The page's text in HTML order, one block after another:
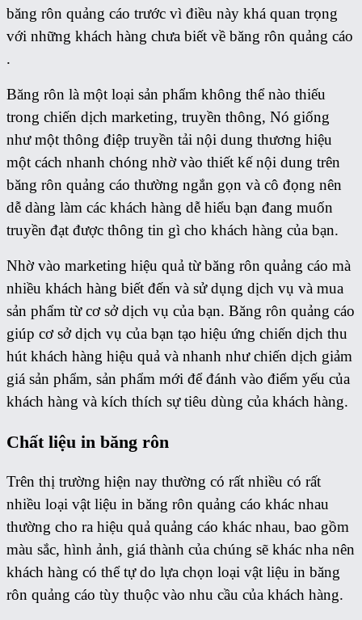
băng rôn quảng cáo trước vì điều này khá quan trọng
với những khách hàng chưa biết về băng rôn quảng cáo
.
Băng rôn là một loại sản phẩm không thể nào thiếu
trong chiến dịch marketing, truyền thông, Nó giống
như một thông điệp truyền tải nội dung thương hiệu
một cách nhanh chóng nhờ vào thiết kế nội dung trên
băng rôn quảng cáo thường ngắn gọn và cô đọng nên
dễ dàng làm các khách hàng dễ hiểu bạn đang muốn
truyền đạt được thông tin gì cho khách hàng của bạn.
Nhờ vào marketing hiệu quả từ băng rôn quảng cáo mà
nhiều khách hàng biết đến và sử dụng dịch vụ và mua
sản phẩm từ cơ sở dịch vụ của bạn. Băng rôn quảng cáo
giúp cơ sở dịch vụ của bạn tạo hiệu ứng chiến dịch thu
hút khách hàng hiệu quả và nhanh như chiến dịch giảm
giá sản phẩm, sản phẩm mới để đánh vào điểm yếu của
khách hàng và kích thích sự tiêu dùng của khách hàng.
Chất liệu in băng rôn
Trên thị trường hiện nay thường có rất nhiều có rất
nhiều loại vật liệu in băng rôn quảng cáo khác nhau
thường cho ra hiệu quả quảng cáo khác nhau, bao gồm
màu sắc, hình ảnh, giá thành của chúng sẽ khác nha nên
khách hàng có thể tự do lựa chọn loại vật liệu in băng
rôn quảng cáo tùy thuộc vào nhu cầu của khách hàng.